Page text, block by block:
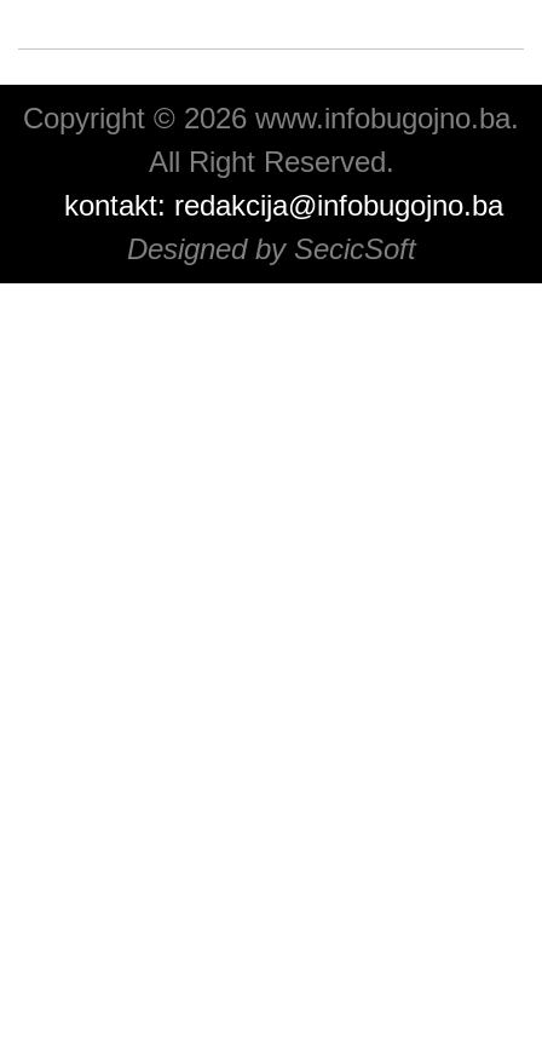
Copyright © 2026 www.infobugojno.ba.
All Right Reserved.
kontakt: redakcija@infobugojno.ba
Designed by SecicSoft